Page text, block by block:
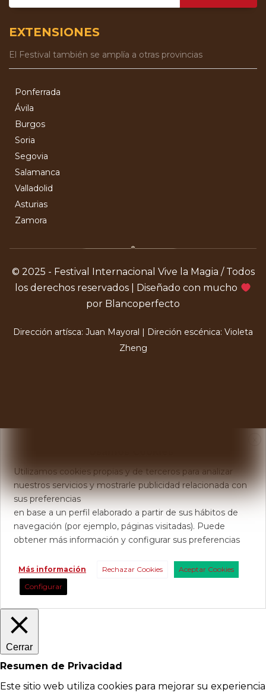
EXTENSIONES
El Festival también se amplía a otras provincias
Ponferrada
Ávila
Burgos
Soria
Segovia
Salamanca
Valladolid
Asturias
Zamora
© 2025 - Festival Internacional Vive la Magia / Todos
los derechos reservados | Diseñado con mucho
por Blancoperfecto
Dirección artísca: Juan Mayoral | Direción escénica: Violeta
Zheng
Utilizamos cookies propias y de terceros para analizar
nuestros servicios y mostrarle publicidad relacionada con
sus preferencias
en base a un perfil elaborado a partir de sus hábitos de
navegación (por ejemplo, páginas visitadas). Puede
obtener más información y configurar sus preferencias
Más información Rechazar Cookies
Aceptar Cookies
Configurar
Cerrar
Resumen de Privacidad
Este sitio web utiliza cookies para mejorar su experiencia